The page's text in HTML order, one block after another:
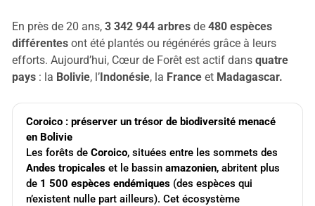
En près de 20 ans, 3 342 944 arbresde 480 espèces
différentesont été plantés ou régénérés grâce à leurs
efforts. Aujourd’hui, Cœur de Forêt est actif dans quatre
pays: la Bolivie, l’Indonésie, la Franceet Madagascar.
Coroico : préserver un trésor de biodiversité menacé
en Bolivie
Les forêts de Coroico, situées entre les sommets des
Andes tropicaleset le bassin amazonien, abritent plus
de 1 500 espèces endémiques(des espèces qui
n’existent nulle part ailleurs). Cet écosystème